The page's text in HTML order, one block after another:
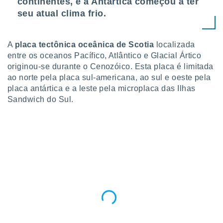
criar
medir
seu atual clima frio.
A placa tectônica oceânica de Scotia localizada
entre os oceanos Pacífico, Atlântico e Glacial Ártico
originou-se durante o Cenozóico. Esta placa é limitada
ao norte pela placa sul-americana, ao sul e oeste pela
placa antártica e a leste pela microplaca das Ilhas
Sandwich do Sul.